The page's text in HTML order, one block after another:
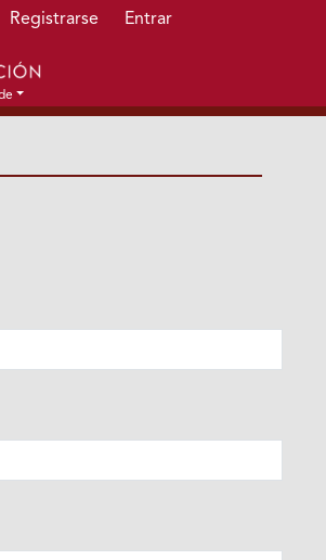
principal
sitio
Registrarse Entrar